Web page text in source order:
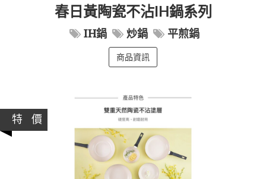
春日黃陶瓷不沾IH鍋系列
IH鍋 炒鍋 平煎鍋
商品資訊
特 價